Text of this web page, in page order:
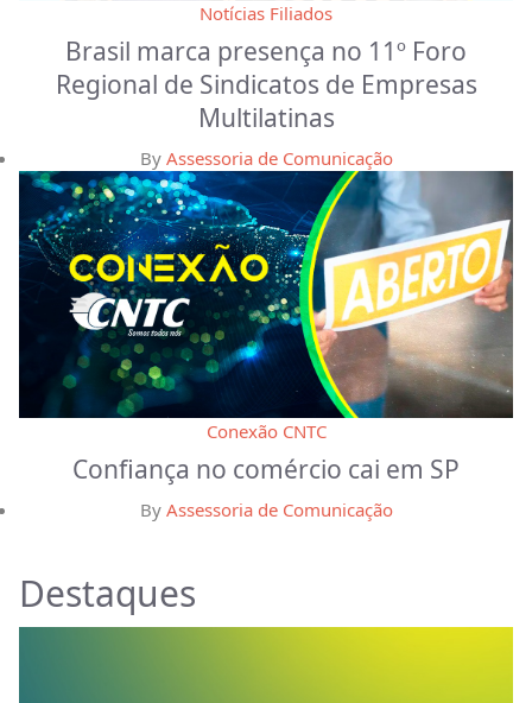
Notícias Filiados
Brasil marca presença no 11º Foro
Regional de Sindicatos de Empresas
Multilatinas
By Assessoria de Comunicação
Conexão CNTC
Confiança no comércio cai em SP
By Assessoria de Comunicação
Destaques